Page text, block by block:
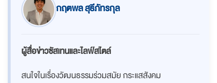
กฤตพล สุธีภัทรกุล
ผู้สื่อข่าวซัสเทนและไลฟ์สไตล์
สนใจในเรื่องวัฒนธรรมร่วมสมัย กระแสสังคม